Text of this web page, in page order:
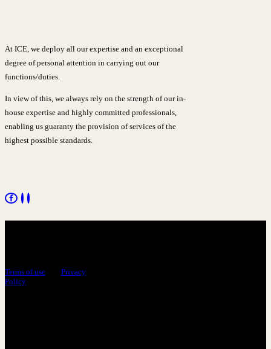
At ICE, we deploy all our expertise and an exceptional
degree of personal attention in carrying out our
functions/duties.
In view of this, we always rely on the strength of our in-
house expertise and highly committed professionals,
enabling us guaranty the provision of services of the
highest possible standards.
Terms of use
Privacy
Policy